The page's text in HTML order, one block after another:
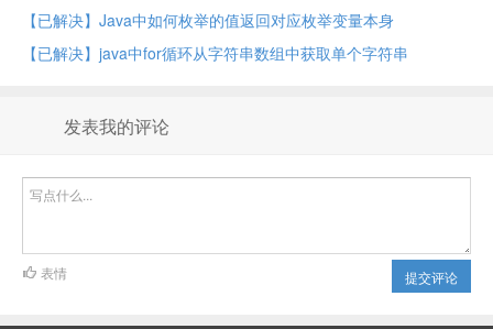
【已解决】Java中如何枚举的值返回对应枚举变量本身
【已解决】java中for循环从字符串数组中获取单个字符串
发表我的评论
提交评论
表情